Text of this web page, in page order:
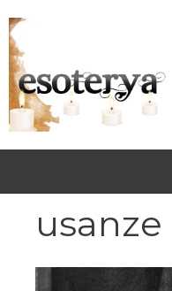
al
contenuto
usanze